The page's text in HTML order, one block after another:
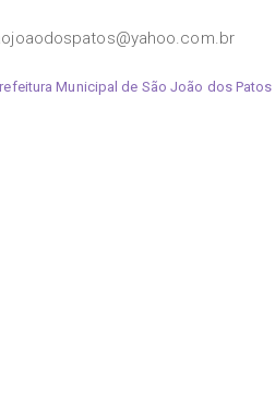
Municipal de São João dos Patos